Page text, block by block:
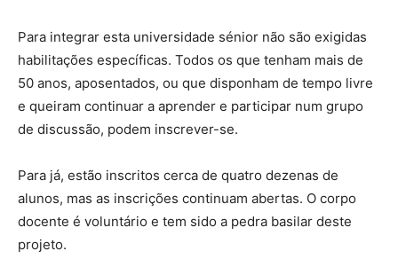
Para integrar esta universidade sénior não são exigidas
habilitações específicas. Todos os que tenham mais de
50 anos, aposentados, ou que disponham de tempo livre
e queiram continuar a aprender e participar num grupo
de discussão, podem inscrever-se.
Para já, estão inscritos cerca de quatro dezenas de
alunos, mas as inscrições continuam abertas. O corpo
docente é voluntário e tem sido a pedra basilar deste
projeto.